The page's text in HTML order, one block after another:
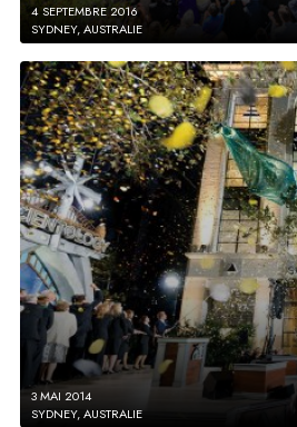
4 SEPTEMBRE 2016
SYDNEY, AUSTRALIE
3 MAI 2014
SYDNEY, AUSTRALIE